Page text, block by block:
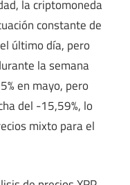
la criptomoneda
constante de
último día, pero
la semana
en mayo, pero
del -15,59%, lo
mixto para el